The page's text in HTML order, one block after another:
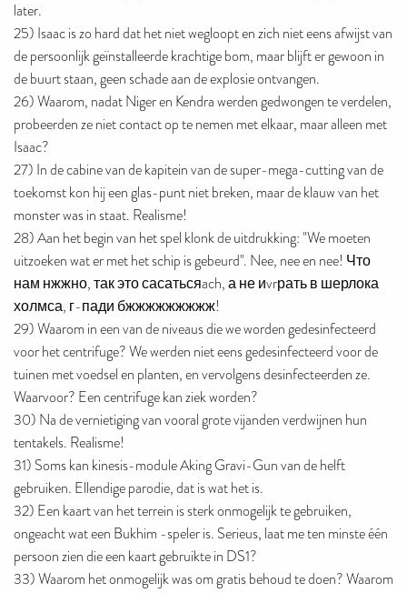
later.
25) Isaac is zo hard dat het niet wegloopt en zich niet eens afwijst van
de persoonlijk geïnstalleerde krachtige bom, maar blijft er gewoon in
de buurt staan, geen schade aan de explosie ontvangen.
26) Waarom, nadat Niger en Kendra werden gedwongen te verdelen,
probeerden ze niet contact op te nemen met elkaar, maar alleen met
Isaac?
27) In de cabine van de kapitein van de super-mega-cutting van de
toekomst kon hij een glas-punt niet breken, maar de klauw van het
monster was in staat. Realisme!
28) Aan het begin van het spel klonk de uitdrukking: "We moeten
uitzoeken wat er met het schip is gebeurd". Nee, nee en nee! Что
нам нжжно, так это сасатьсяach, а не иvrрать в шерлока
холмса, г-пади бжжжжжжжжж!
29) Waarom in een van de niveaus die we worden gedesinfecteerd
voor het centrifuge? We werden niet eens gedesinfecteerd voor de
tuinen met voedsel en planten, en vervolgens desinfecteerden ze.
Waarvoor? Een centrifuge kan ziek worden?
30) Na de vernietiging van vooral grote vijanden verdwijnen hun
tentakels. Realisme!
31) Soms kan kinesis-module Aking Gravi-Gun van de helft
gebruiken. Ellendige parodie, dat is wat het is.
32) Een kaart van het terrein is sterk onmogelijk te gebruiken,
ongeacht wat een Bukhim -speler is. Serieus, laat me ten minste één
persoon zien die een kaart gebruikte in DS1?
33) Waarom het onmogelijk was om gratis behoud te doen? Waarom